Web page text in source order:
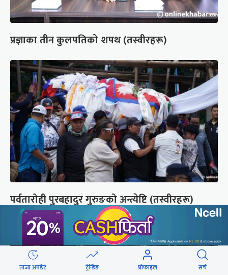
प्रज्ञाका तीन कुलपतिको शपथ (तस्वीरहरू)
पर्वतारोही पुरबहादुर गुरुङको अन्त्येष्टि (तस्वीरहरू)
ताजा अपडेट ट्रेन्डिङ प्रोफाइल सर्च